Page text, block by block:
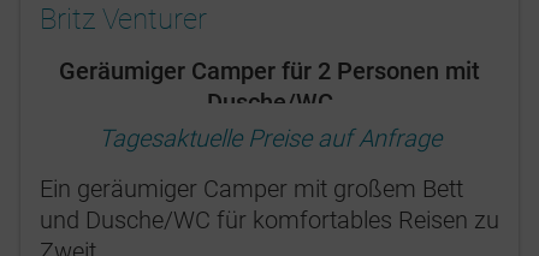
Britz Venturer
Geräumiger Camper für 2 Personen mit
Dusche/WC
Tagesaktuelle Preise auf Anfrage
Ein geräumiger Camper mit großem Bett
und Dusche/WC für komfortables Reisen zu